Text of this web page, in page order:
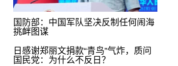
国防部：中国军队坚决反制任何闹海
挑衅图谋
日感谢郑丽文捐款“青鸟”气炸，质问
国民党：为什么不反日？